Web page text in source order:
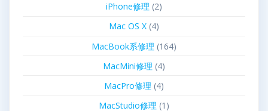
iPhone修理 (2)
Mac OS X (4)
MacBook系修理 (164)
MacMini修理 (4)
MacPro修理 (4)
MacStudio修理 (1)